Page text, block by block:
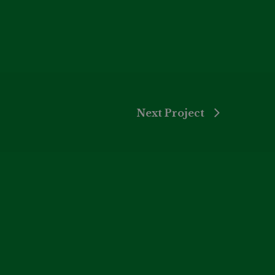
Next Project